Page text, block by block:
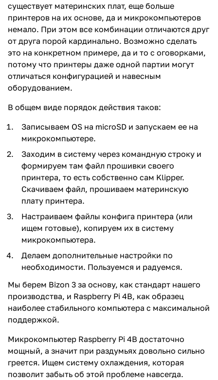
существует материнских плат, еще больше
принтеров на их основе, да и микрокомпьютеров
немало. При этом все комбинации отличаются друг
от друга порой кардинально. Возможно сделать
это на конкретном примере, да и то с оговорками,
потому что принтеры даже одной партии могут
отличаться конфигурацией и навесным
оборудованием.
В общем виде порядок действия таков:
Записываем OS на microSD и запускаем ее на
микрокомпьютере.
Заходим в систему через командную строку и
формируем там файл прошивки своего
принтера, то есть собственно сам Klipper.
Скачиваем файл, прошиваем материнскую
плату принтера.
Настраиваем файлы конфига принтера (или
ищем готовые), копируем их в систему
микрокомпьютера.
Делаем дополнительные настройки по
необходимости. Пользуемся и радуемся.
Мы берем Bizon 3 за основу, как стандарт нашего
производства, и Raspberry Pi 4B, как образец
наиболее стабильного компьютера с максимальной
поддержкой.
Микрокомпьютер Raspberry Pi 4B достаточно
мощный, а значит при раздумьях довольно сильно
греется. Ищем систему охлаждения, которая
позволит забыть об этой проблеме навсегда.